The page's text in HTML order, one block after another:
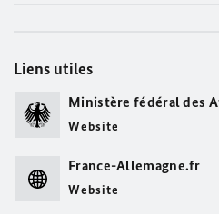
Liens utiles
Ministère fédéral des
Website
France-Allemagne.fr
Website